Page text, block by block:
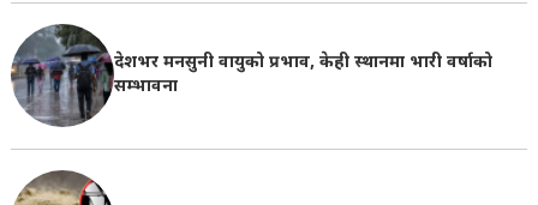
देशभर मनसुनी वायुको प्रभाव, केही स्थानमा भारी वर्षाको
सम्भावना